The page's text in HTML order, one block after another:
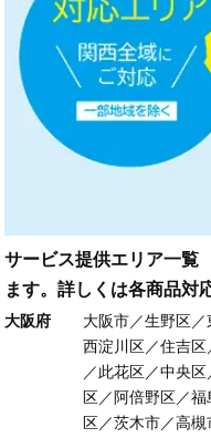
サービス提供エリア一
ます。詳しくは各商品対
大阪府
大阪市／生野区
西淀川区／住吉
／此花区／中央
区／阿倍野区／
区／茨木市／高